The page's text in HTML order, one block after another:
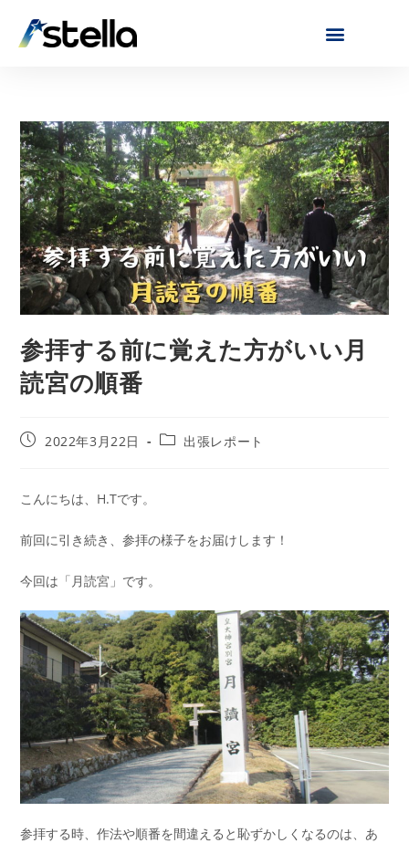
参拝する前に覚えた方がいい月
読宮の順番
2022年3月22日 出張レポート
こんにちは、H.Tです。
前回に引き続き、参拝の様子をお届けします！
今回は「月読宮」です。
参拝する時、作法や順番を間違えると恥ずかしくなるのは、あ